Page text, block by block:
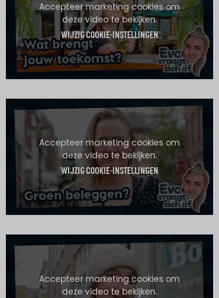
Accepteer marketing cookies om
deze video te bekijken.
WIJZIG COOKIE-INSTELLINGEN
Accepteer marketing cookies om
deze video te bekijken.
WIJZIG COOKIE-INSTELLINGEN
Accepteer marketing cookies om
deze video te bekijken.